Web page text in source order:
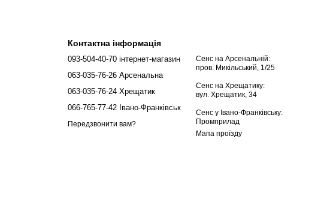
Контактна інформація
093-504-40-70 інтернет-магазин
063-035-76-26 Арсенальна
063-035-76-24 Хрещатик
066-765-77-42 Івано-Франківськ
Передзвонити вам?
Сенс на Арсенальній:
пров. Микільський, 1/25
Сенс на Хрещатику:
вул. Хрещатик, 34
Сенс у Івано-Франківську:
Промприлад
Мапа проїзду